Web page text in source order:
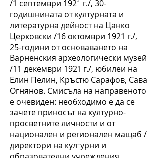
/1 септември 1921 г./, 30-
годишнината от културната и
литературна дейност на Цанко
Церковски /16 октомври 1921 г./,
25-години от основаването на
Варненския археологически музей
/11 декември 1921 г./, юбилеи на
Елин Пелин, Кръстю Сарафов, Сава
Огнянов. Смисъла на направеното
е очевиден: необходимо е да се
зачете приносът на културно-
просветните личности и от
национален и регионален мащаб /
директори на културни и